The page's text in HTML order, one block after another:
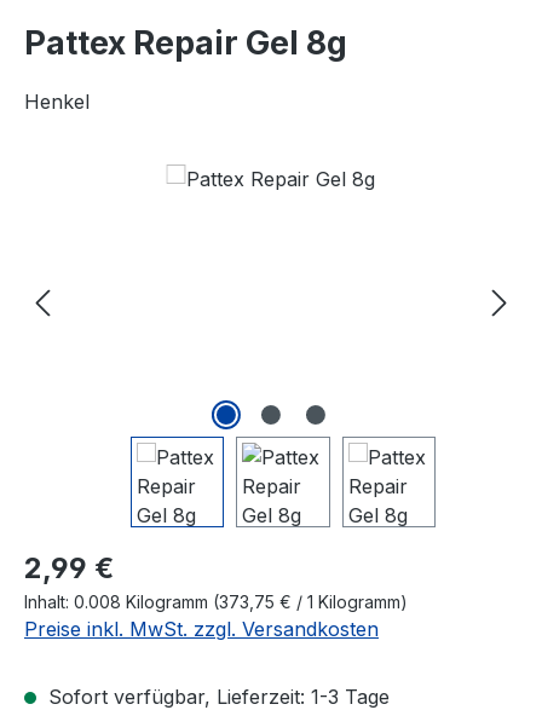
Pattex Repair Gel 8g
Henkel
Bildergalerie überspringen
Regulärer Preis:
2,99 €
Inhalt: 0.008 Kilogramm (373,75 € / 1 Kilogramm)
Preise inkl. MwSt. zzgl. Versandkosten
Sofort verfügbar, Lieferzeit: 1-3 Tage